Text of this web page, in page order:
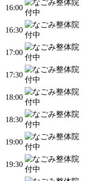
16:00
16:30
17:00
17:30
18:00
18:30
19:00
19:30